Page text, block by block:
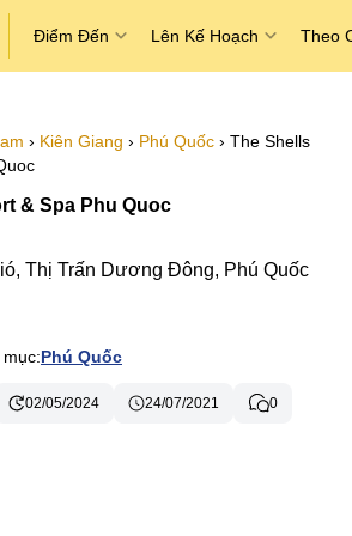
Điểm Đến Lên Kế Hoạch Theo
› Kiên Giang › Phú Quốc › The Shells
& Spa Phu Quoc
Thị Trấn Dương Đông, Phú Quốc
Phú Quốc
02/05/2024 24/07/2021 0